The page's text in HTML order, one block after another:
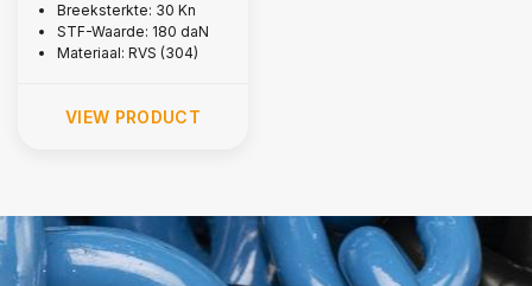
Breeksterkte: 30 Kn
STF-Waarde: 180 daN
Materiaal: RVS (304)
VIEW PRODUCT